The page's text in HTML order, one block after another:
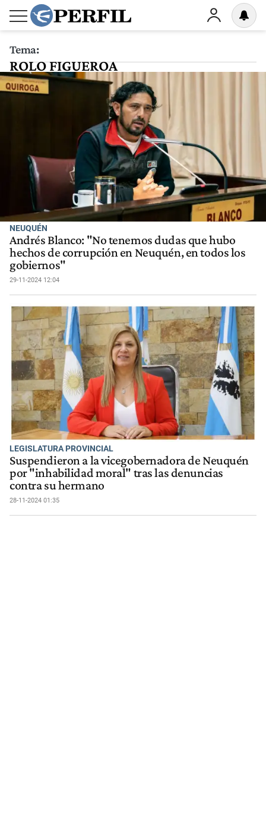
Tema:
ROLO FIGUEROA
NEUQUÉN
Andrés Blanco: "No tenemos dudas que hubo
hechos de corrupción en Neuquén, en todos los
gobiernos"
29-11-2024 12:04
LEGISLATURA PROVINCIAL
Suspendieron a la vicegobernadora de Neuquén
por "inhabilidad moral" tras las denuncias
contra su hermano
28-11-2024 01:35